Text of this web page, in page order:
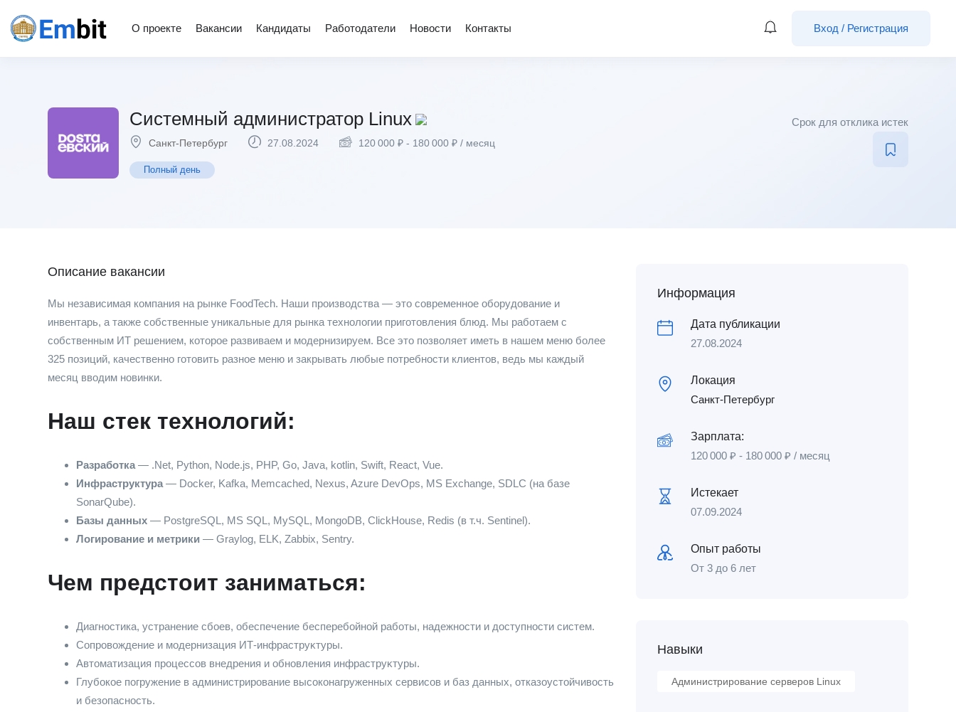
О проекте Вакансии Кандидаты Работодатели Новости Контакты Вход / Регистрация
Системный администратор Linux
Санкт-Петербург 27.08.2024 120 000 ₽ - 180 000 ₽ / месяц
Полный день
Срок для отклика истек
Описание вакансии
​​​​Мы независимая компания на рынке FoodTech. Наши производства — это современное оборудование и
инвентарь, а также собственные уникальные для рынка технологии приготовления блюд. Мы работаем с
собственным ИТ решением, которое развиваем и модернизируем. Все это позволяет иметь в нашем меню более
325 позиций, качественно готовить разное меню и закрывать любые потребности клиентов, ведь мы каждый
месяц вводим новинки.
Наш стек технологий:
Разработка — .Net, Python, Node.js, PHP, Go, Java, kotlin, Swift, React, Vue.
Инфраструктура — Docker, Kafka, Memcached, Nexus, Azure DevOps, MS Exchange, SDLC (на базе
SonarQube).
Базы данных — PostgreSQL, MS SQL, MySQL, MongoDB, ClickHouse, Redis (в т.ч. Sentinel).
Логирование и метрики — Graylog, ELK, Zabbix, Sentry.
Чем предстоит заниматься:
Диагностика, устранение сбоев, обеспечение бесперебойной работы, надежности и доступности систем.
Сопровождение и модернизация ИТ-инфраструĸтуры.
Автоматизация процессов внедрения и обновления инфраструĸтуры.
Глубокое погружение в администрирование высоконагруженных сервисов и баз данных, отказоустойчивость
и безопасность.
Информация
Дата публикации
27.08.2024
Локация
Санкт-Петербург
Зарплата:
120 000 ₽ - 180 000 ₽ / месяц
Истекает
07.09.2024
Опыт работы
От 3 до 6 лет
Навыки
Администрирование серверов Linux